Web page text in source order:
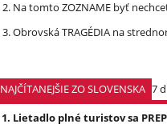
Na tomto ZOZNAME byť
Obrovská TRAGÉDIA na
NAJČÍTANEJŠIE ZO SLOVENSKA 7
Lietadlo plné turistov sa